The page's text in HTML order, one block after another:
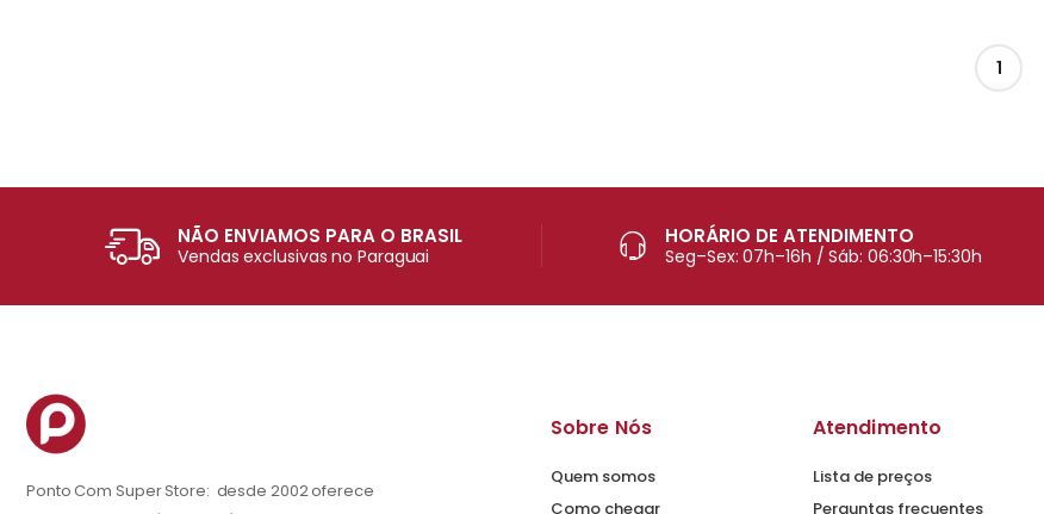
1
NÃO ENVIAMOS PARA O BRASIL
Vendas exclusivas no Paraguai
HORÁRIO DE ATENDIMENTO
Seg–Sex: 07h–16h / Sáb: 06:30h–15:30h
Ponto Com Super Store: desde 2002 oferece
Sobre Nós
Quem somos
Como chegar
Atendimento
Lista de preços
Perguntas frecuentes